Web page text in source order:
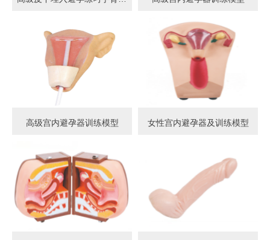
高级宫内避孕器训练模型 女性宫内避孕器及训练模型